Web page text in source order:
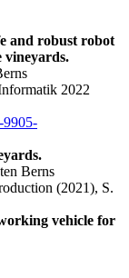
and robust robot
vineyards.
2022
9905-
Berns
(2021), S.
vehicle for